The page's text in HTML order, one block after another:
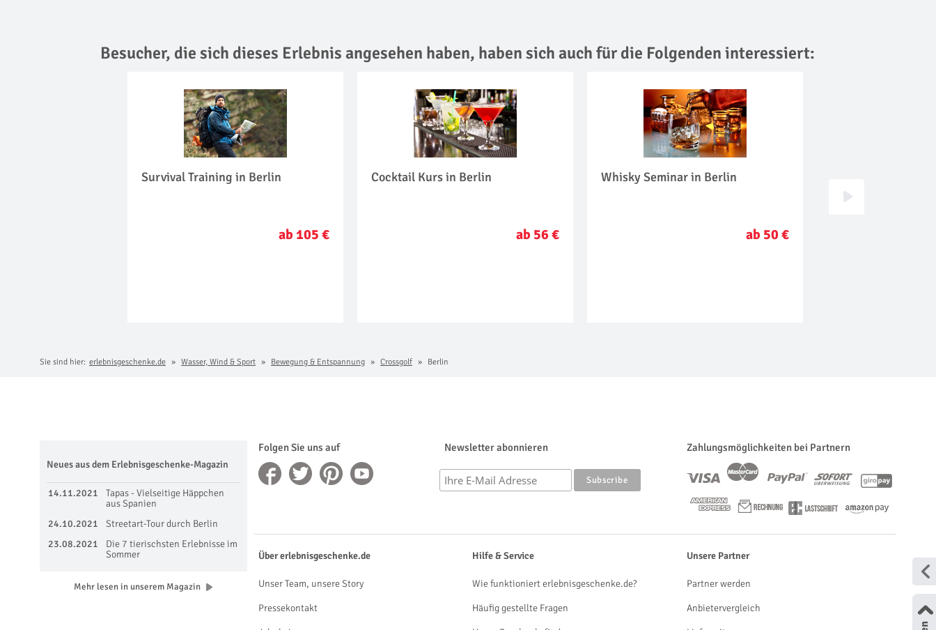
Besucher, die sich dieses Erlebnis angesehen haben, haben sich auch für die Folgenden interessiert:
Survival Training in Berlin
ab 105 €
Cocktail Kurs in Berlin
ab 56 €
Whisky Seminar in Berlin
ab 50 €
Sie sind hier: erlebnisgeschenke.de Wasser, Wind & Sport Bewegung & Entspannung Crossgolf Berlin
Folgen Sie uns auf Newsletter abonnieren Zahlungsmöglichkeiten bei Partnern
Neues aus dem Erlebnisgeschenke-Magazin
14.11.2021
Tapas - Vielseitige Häppchen
aus Spanien
24.10.2021
Streetart-Tour durch Berlin
23.08.2021
Die 7 tierischsten Erlebnisse im
Sommer
Mehr lesen in unserem Magazin
Über erlebnisgeschenke.de
Unser Team, unsere Story
Pressekontakt
Hilfe & Service
Wie funktioniert erlebnisgeschenke.de?
Häufig gestellte Fragen
Unsere Partner
Partner werden
Anbietervergleich